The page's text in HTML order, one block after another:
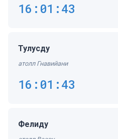
16:01:43
Тулусду
атолл Гнавийани
16:01:43
Фелиду